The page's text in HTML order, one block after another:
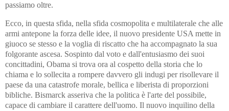
passiamo oltre.
Ecco, in questa sfida, nella sfida cosmopolita e multilaterale che alle
armi antepone la forza delle idee, il nuovo presidente USA mette in
giuoco se stesso e la voglia di riscatto che ha accompagnato la sua
folgorante ascesa. Sospinto dal voto e dall'entusiasmo dei suoi
concittadini, Obama si trova ora al cospetto della storia che lo
chiama e lo sollecita a rompere davvero gli indugi per risollevare il
paese da una catastrofe morale, bellica e liberista di proporzioni
bibliche. Bismarck asseriva che la politica è l'arte del possibile,
capace di cambiare il carattere dell'uomo. Il nuovo inquilino della